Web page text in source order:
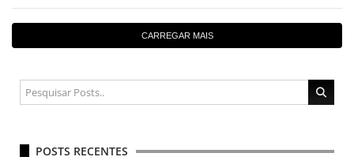
CARREGAR MAIS
POSTS RECENTES